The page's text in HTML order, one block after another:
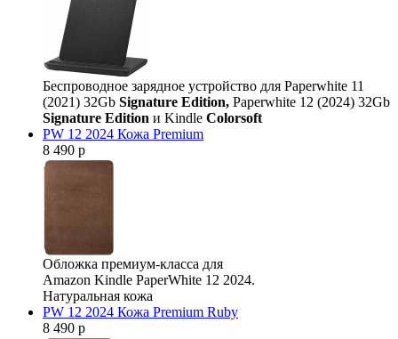
Беспроводное зарядное устройство для Paperwhite 11
(2021) 32Gb Signature Edition, Paperwhite 12 (2024) 32Gb
Signature Edition и Kindle Colorsoft
PW 12 2024 Кожа Premium
8 490 р
Обложка премиум-класса для
Amazon Kindle PaperWhite 12 2024.
Натуральная кожа
PW 12 2024 Кожа Premium Ruby
8 490 р